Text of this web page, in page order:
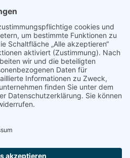
widerrufen